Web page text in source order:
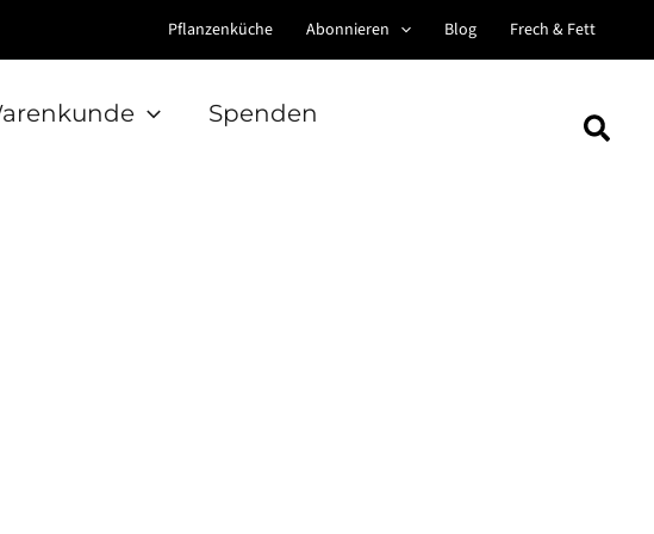
Pflanzenküche Abonnieren Blog Frech & Fett
Spenden